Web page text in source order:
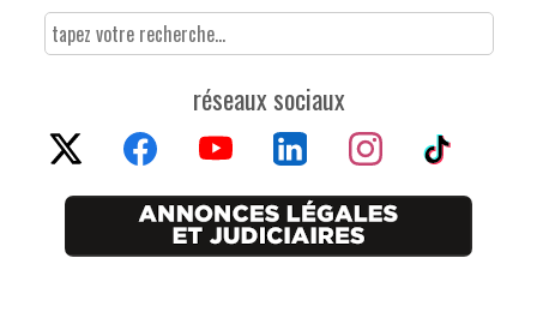
réseaux sociaux